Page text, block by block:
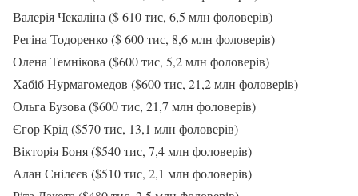
Валерія Чекаліна ($ 610 тис, 6,5 млн фоловерів)
Регіна Тодоренко ($ 600 тис, 8,6 млн фоловерів)
Олена Темнікова ($600 тис, 5,2 млн фоловерів)
Хабіб Нурмагомедов ($600 тис, 21,2 млн фоловерів)
Ольга Бузова ($600 тис, 21,7 млн фоловерів)
Єгор Крід ($570 тис, 13,1 млн фоловерів)
Вікторія Боня ($540 тис, 7,4 млн фоловерів)
Алан Єнілєєв ($510 тис, 2,1 млн фоловерів)